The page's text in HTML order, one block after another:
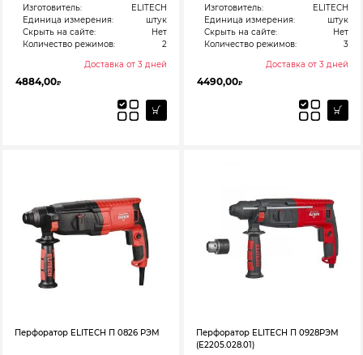
Изготовитель:
ELITECH
Единица измерения:
штук
Скрыть на сайте:
Нет
Количество режимов:
2
Доставка от 3 дней
4884,00₽
Изготовитель:
ELITECH
Единица измерения:
штук
Скрыть на сайте:
Нет
Количество режимов:
3
Доставка от 3 дней
4490,00₽
Перфоратор ELITECH П 0826 РЭМ
Перфоратор ELITECH П 0928РЭМ
(E2205.028.01)